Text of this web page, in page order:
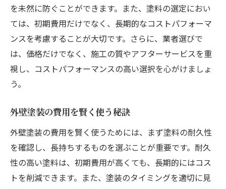
を未然に防ぐことができます。また、塗料の選定におい
ては、初期費用だけでなく、長期的なコストパフォーマ
ンスを考慮することが大切です。さらに、業者選びで
は、価格だけでなく、施工の質やアフターサービスを重
視し、コストパフォーマンスの高い選択を心がけましょ
う。
外壁塗装の費用を賢く使う秘訣
外壁塗装の費用を賢く使うためには、まず塗料の耐久性
を確認し、長持ちするものを選ぶことが重要です。耐久
性の高い塗料は、初期費用が高くても、長期的にはコス
トを削減できます。また、塗装のタイミングを適切に見